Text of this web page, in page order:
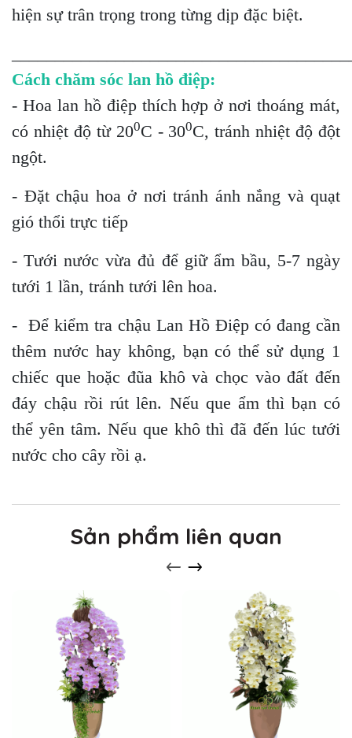
hiện sự trân trọng trong từng dịp đặc biệt.
Cách chăm sóc lan hồ điệp:
- Hoa lan hồ điệp thích hợp ở nơi thoáng mát,
có nhiệt độ từ 200C - 300C, tránh nhiệt độ đột
ngột.
- Đặt chậu hoa ở nơi tránh ánh nắng và quạt
gió thổi trực tiếp
- Tưới nước vừa đủ để giữ ẩm bầu, 5-7 ngày
tưới 1 lần, tránh tưới lên hoa.
- Để kiểm tra chậu Lan Hồ Điệp có đang cần
thêm nước hay không, bạn có thể sử dụng 1
chiếc que hoặc đũa khô và chọc vào đất đến
đáy chậu rồi rút lên. Nếu que ẩm thì bạn có
thể yên tâm. Nếu que khô thì đã đến lúc tưới
nước cho cây rồi ạ.
Sản phẩm liên quan